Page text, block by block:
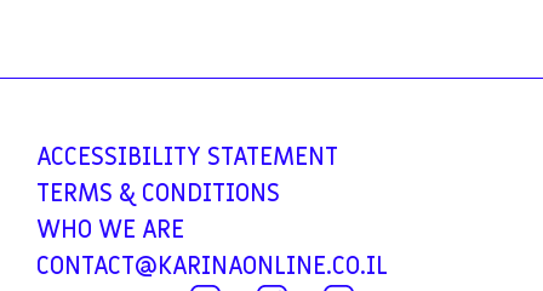
ACCESSIBILITY STATEMENT
TERMS & CONDITIONS
WHO WE ARE
CONTACT@KARINAONLINE.CO.IL